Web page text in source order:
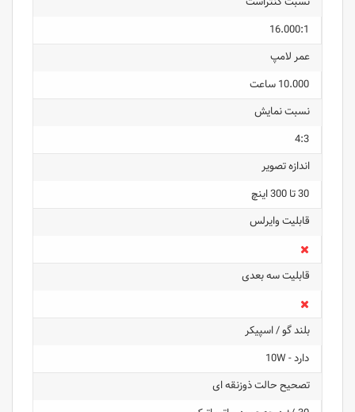
16.000:1
عمر لامپ
10.000 ساعت
نسبت نمایش
4:3
اندازه تصویر
30 تا 300 اینچ
قابلیت وایرلس
قابلیت سه بعدی
بلند گو / اسپیکر
دارد - 10W
تصحیح حالت ذوزنقه ای